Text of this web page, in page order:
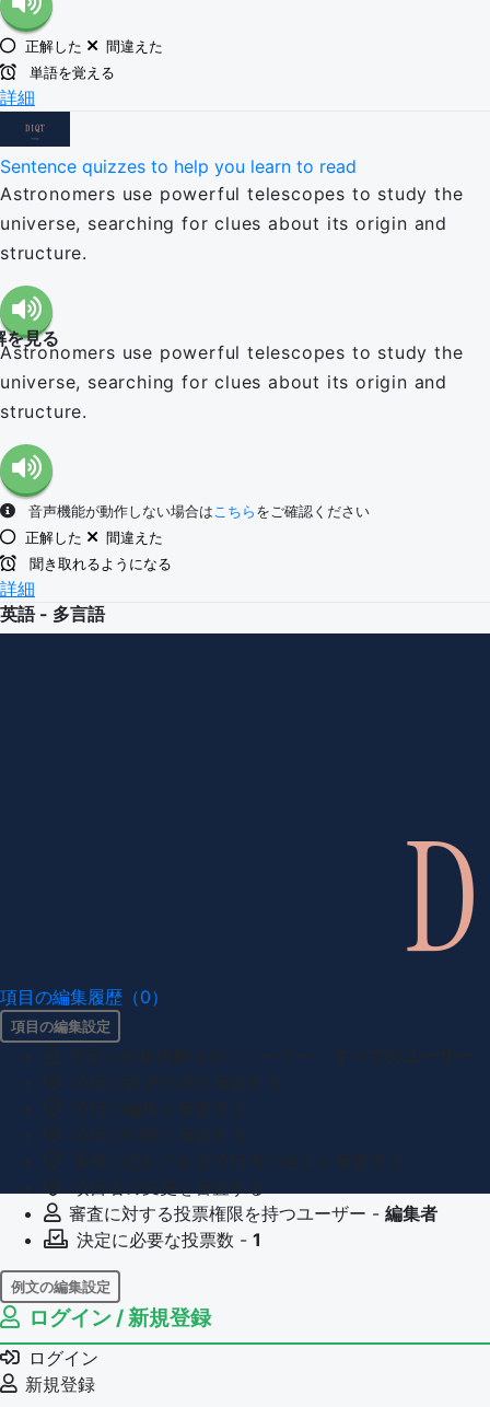
正解した
間違えた
単語を覚える
詳細
Sentence quizzes to help you learn to read
Astronomers use powerful telescopes to study the
universe, searching for clues about its origin and
structure.
を見る
Astronomers use powerful telescopes to study the
universe, searching for clues about its origin and
structure.
音声機能が動作しない場合はこちら をご確認ください
正解した
間違えた
聞き取れるようになる
詳細
英語 - 多言語
項目の編集履歴（0）
項目の編集設定
審査に対する投票権限を持つユーザー - 編集者
決定に必要な投票数 - 1
例文の編集設定
例文の編集権限を持つユーザー -
例文の削除を審査する
審査に対する投票権限を持つユーザー -
決定に必要な投票数 -
ログイン / 新規登録
ログイン
新規登録